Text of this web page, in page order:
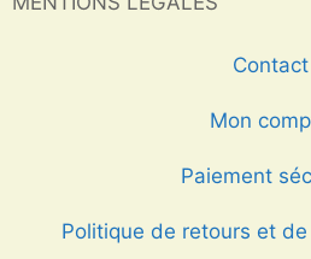
Contact
Mon
Paiement
Politique de retours et